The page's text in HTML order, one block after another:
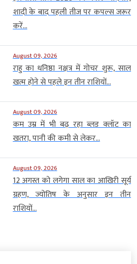
शादी के बाद पहली तीज पर कपल्स जरूर
करें...
August 09, 2026
राहु का धनिष्ठा नक्षत्र में गोचर शुरू, साल
खत्म होने से पहले इन तीन राशियों...
August 09, 2026
कम उम्र में भी बढ़ रहा ब्लड क्लॉट का
खतरा, पानी की कमी से लेकर...
August 09, 2026
12 अगस्त को लगेगा साल का आखिरी सूर्य
ग्रहण, ज्योतिष के अनुसार इन तीन
राशियों...